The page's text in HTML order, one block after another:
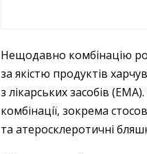
Нещодавно комбінацію
за якістю продуктів
з лікарських засобів
комбінації, зокрема
та атеросклеротичні